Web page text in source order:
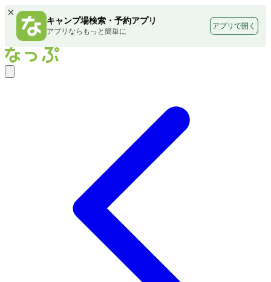
×
キャンプ場検索・予約アプリ
アプリならもっと簡単に
アプリで開く